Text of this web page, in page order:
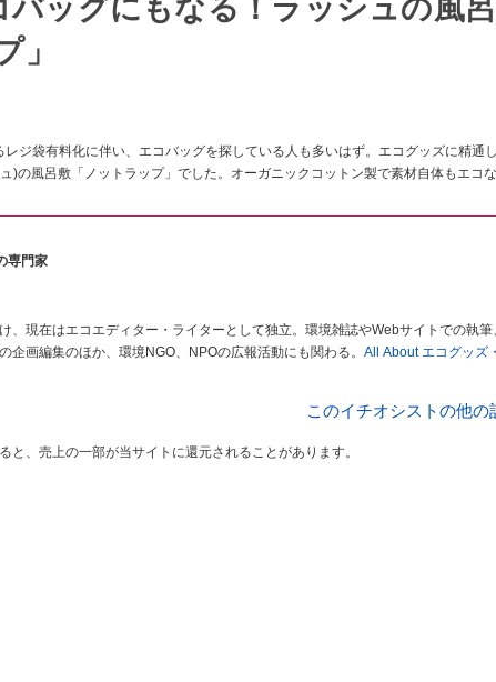
バッグにもなる！ラッシュの風
」
ジ袋有料化に伴い、エコバッグを探している人も多いはず。エコグッズに精通
)の風呂敷「ノットラップ」でした。オーガニックコットン製で素材自体もエコな
専門家
、現在はエコエディター・ライターとして独立。環境雑誌やWebサイトでの執
企画編集のほか、環境NGO、NPOの広報活動にも関わる。 All About エコグッズ
このイチオシストの他の
、売上の一部が当サイトに還元されることがあります。